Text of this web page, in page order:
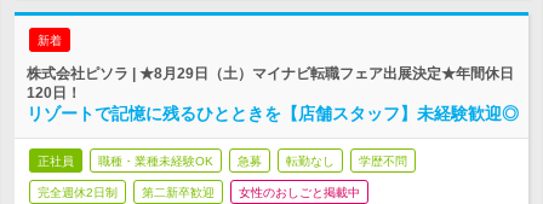
新着
株式会社ピソラ | ★8月29日（土）マイナビ転職フェア出展決定★年間休日
120日！
リゾートで記憶に残るひとときを【店舗スタッフ】未経験歓迎◎
正社員 職種・業種未経験OK 急募 転勤なし 学歴不問
完全週休2日制 第二新卒歓迎 女性のおしごと掲載中